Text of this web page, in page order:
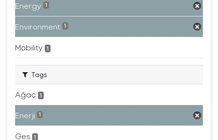
Energy 1
Environment 1
Mobility 1
Tags
Ağaç 1
Enerji 1
Ges 1